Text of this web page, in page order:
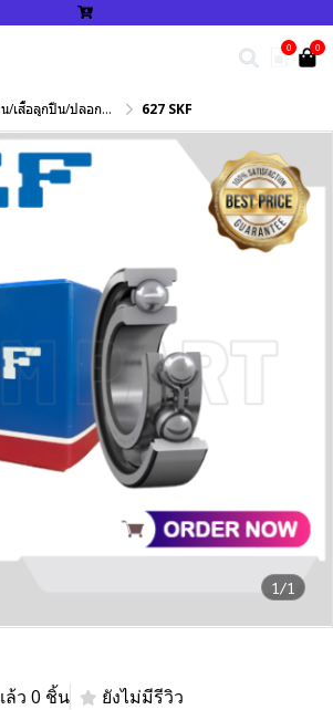
0 0
อกปรับเพลา/แหวนกำหนด/เพลาฮาร์ดโครม 627 SKF
1/1
ล้ว 0 ชิ้น
ยังไม่มีรีวิว